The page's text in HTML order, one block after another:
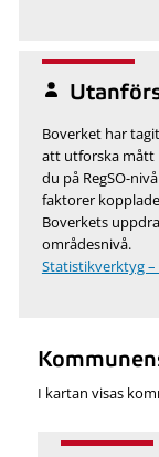
Boverket har
att utforska mått
du på RegSO-
faktorer
Boverkets
områdesnivå.
Statistikverktyg
I kartan visas